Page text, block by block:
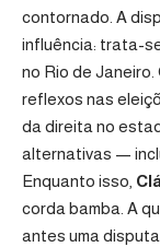
contornado. A
influência: trata-
no Rio de
reflexos nas
da direita no
alternativas —
Enquanto isso,
corda bamba. A
antes uma